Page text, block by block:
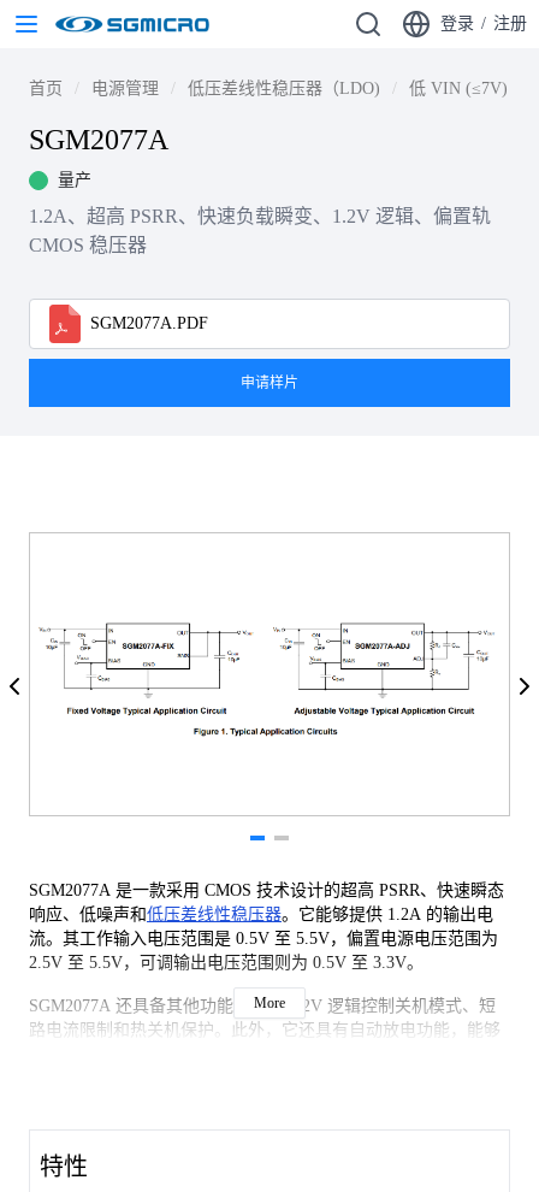
登录 / 注册
首页 电源管理 低压差线性稳压器（LDO) 低 VIN (≤7V)
SGM2077A
量产
1.2A、超高 PSRR、快速负载瞬变、1.2V 逻辑、偏置轨
CMOS 稳压器
SGM2077A.PDF
申请样片
SGM2077A 是一款采用 CMOS 技术设计的超高 PSRR、快速瞬态
响应、低噪声和低压差线性稳压器。它能够提供 1.2A 的输出电
流。其工作输入电压范围是 0.5V 至 5.5V，偏置电源电压范围为
2.5V 至 5.5V，可调输出电压范围则为 0.5V 至 3.3V。
SGM2077A 还具备其他功能，包括 1.2V 逻辑控制关机模式、短
路电流限制和热关机保护。此外，它还具有自动放电功能，能够
More
特性